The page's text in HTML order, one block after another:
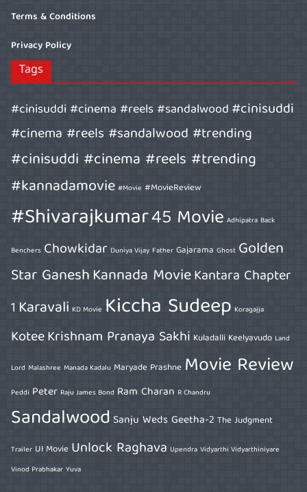
Terms & Conditions
Privacy Policy
Tags
#cinisuddi #cinema #reels #sandalwood#cinisuddi
#cinema #reels #sandalwood #trending
#cinisuddi #cinema #reels #trending
#kannadamovie #Movie #MovieReview
#Shivarajkumar45 Movie Adhipatra Back
Benchers Chowkidar Duniya Vijay Father Gajarama Ghost Golden
Star GaneshKannada MovieKantara Chapter
1 Karavali KD Movie Kiccha Sudeep Koragajja
KoteeKrishnam Pranaya Sakhi Kuladalli Keelyavudo Land
Lord Malashree Manada Kadalu Maryade Prashne Movie Review
Peddi Peter Raju James Bond Ram Charan R Chandru
Sandalwood Sanju Weds Geetha-2 The Judgment
Trailer UI Movie Unlock Raghava Upendra Vidyarthi Vidyarthiniyare
Vinod Prabhakar Yuva